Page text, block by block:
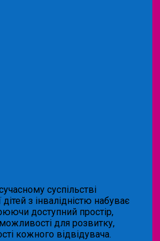
суспільстві
з інвалідністю набуває
доступний простір,
для розвитку,
кожного відвідувача.